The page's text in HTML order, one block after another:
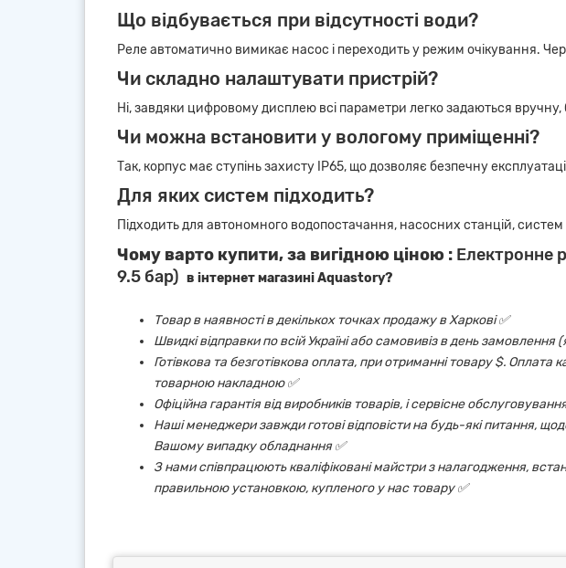
Що відбувається при відсутності води?
Реле автоматично вимикає насос і переходить у режим очікування.
Чи складно налаштувати пристрій?
Ні, завдяки цифровому дисплею всі параметри легко задаються вручну,
Чи можна встановити у вологому приміщенні?
Так, корпус має ступінь захисту IP65, що дозволяє безпечну
Для яких систем підходить?
Підходить для автономного водопостачання, насосних станцій, систем
Чому варто купити, за вигідною ціною : Електронне
9.5 бар) в інтернет магазині Aquastory?
Товар в наявності в декількох точках продажу в Харкові ✅
Швидкі відправки по всій Україні або самовивіз в день
Готівкова та безготівкова оплата, при отриманні товару $.
товарною накладною ✅
Офіційна гарантія від виробників товарів, і сервісне
Наші менеджери завжди готові відповісти на будь-які питання,
Вашому випадку обладнання ✅
З нами співпрацюють кваліфіковані майстри з налагодження,
правильною установкою, купленого у нас товару ✅